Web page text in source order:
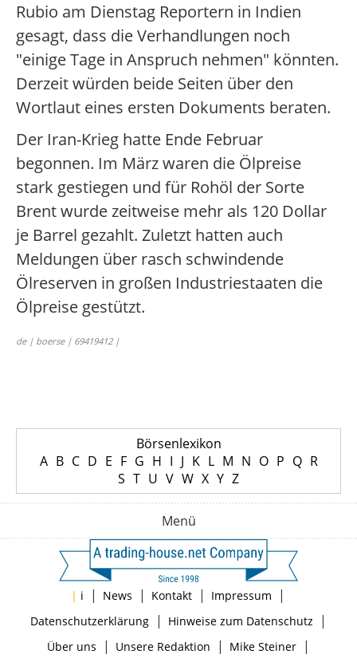
Rubio am Dienstag Reportern in Indien
gesagt, dass die Verhandlungen noch
"einige Tage in Anspruch nehmen" könnten.
Derzeit würden beide Seiten über den
Wortlaut eines ersten Dokuments beraten.
Der Iran-Krieg hatte Ende Februar
begonnen. Im März waren die Ölpreise
stark gestiegen und für Rohöl der Sorte
Brent wurde zeitweise mehr als 120 Dollar
je Barrel gezahlt. Zuletzt hatten auch
Meldungen über rasch schwindende
Ölreserven in großen Industriestaaten die
Ölpreise gestützt.
de | boerse | 69419412 |
Börsenlexikon
A B C D E F G H I J K L M N O P Q R
S T U V W X Y Z
Menü
| i | News | Kontakt | Impressum |
Datenschutzerklärung| Hinweise zum Datenschutz |
Über uns | Unsere Redaktion | Mike Steiner|